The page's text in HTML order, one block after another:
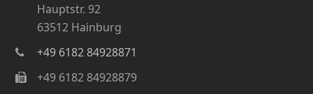
Hauptstr. 92
63512 Hainburg
+49 6182 84928871
+49 6182 84928879